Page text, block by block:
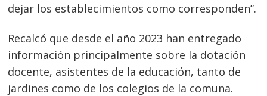
dejar los establecimientos como corresponden”.
Recalcó que desde el año 2023 han entregado
información principalmente sobre la dotación
docente, asistentes de la educación, tanto de
jardines como de los colegios de la comuna.